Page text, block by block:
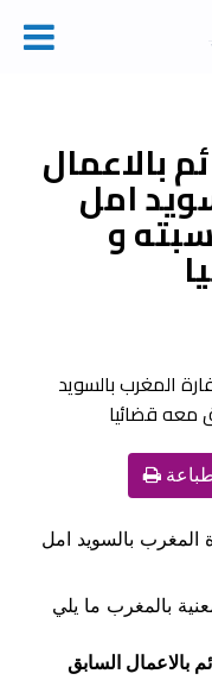
بالاعمال
امل
و
المغرب بالسويد امل
بالمغرب ما يلي
بالاعمال السابق